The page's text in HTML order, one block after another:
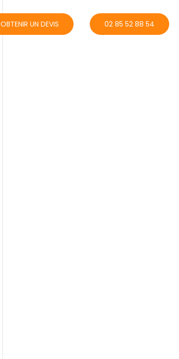
OBTENIR UN DEVIS 02 85 52 88 54